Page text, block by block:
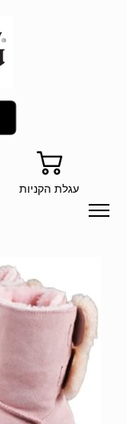
עגלת הקניות